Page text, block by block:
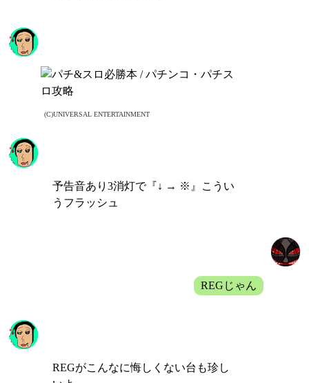
(C)UNIVERSAL ENTERTAINMENT
予告音あり3消灯で『↓ → ※』こうい
うフラッシュ
REGじゃん
REGがこんなに悔しくない台も珍し